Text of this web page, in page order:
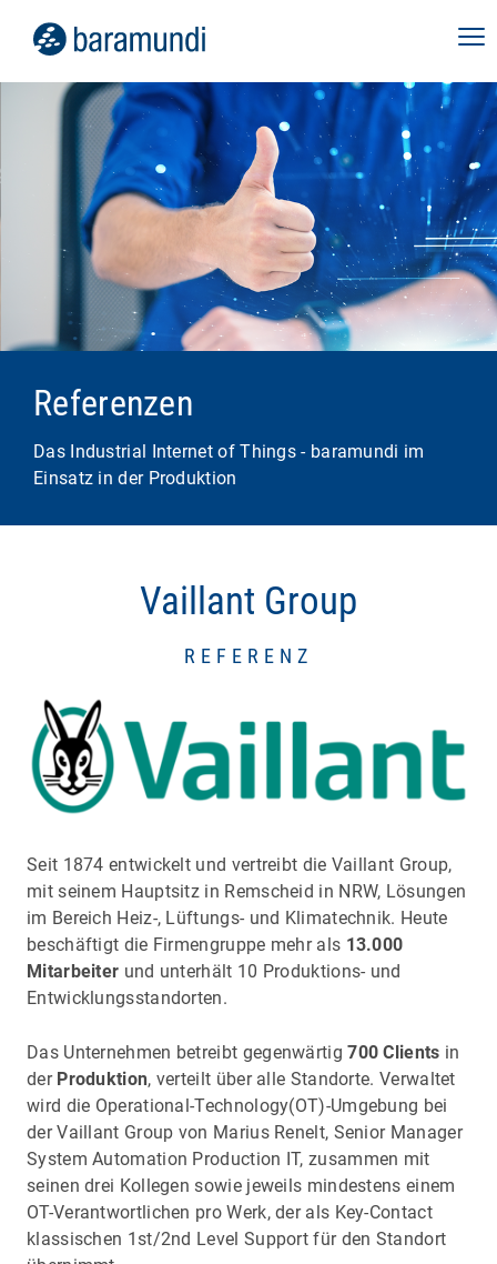
Referenzen
Das Industrial Internet of Things - baramundi im
Einsatz in der Produktion
Vaillant Group
REFERENZ
Seit 1874 entwickelt und vertreibt die Vaillant Group,
mit seinem Hauptsitz in Remscheid in NRW, Lösungen
im Bereich Heiz-, Lüftungs- und Klimatechnik. Heute
beschäftigt die Firmengruppe mehr als 13.000
Mitarbeiter und unterhält 10 Produktions- und
Entwicklungsstandorten.
Das Unternehmen betreibt gegenwärtig700 Clients in
der Produktion, verteilt über alle Standorte. Verwaltet
wird die Operational-Technology(OT)-Umgebung bei
der Vaillant Group von Marius Renelt, Senior Manager
System Automation Production IT, zusammen mit
seinen drei Kollegen sowie jeweils mindestens einem
OT-Verantwortlichen pro Werk, der als Key-Contact
klassischen 1st/2nd Level Support für den Standort